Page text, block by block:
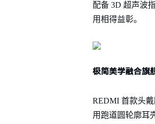
配备 3D 超声波
用相得益彰。
极简美学融合旗
REDMI 首款头
用跑道圆轮廓耳